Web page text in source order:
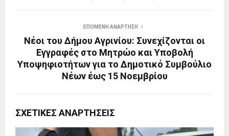
ΕΠΌΜΕΝΗ ΑΝΆΡΤΗΣΗ
Νέοι του Δήμου Αγρινίου: Συνεχίζονται οι
Εγγραφές στο Μητρώο και Υποβολή
Υποψηφιοτήτων για το Δημοτικό Συμβούλιο
Νέων έως 15 Νοεμβρίου
ΣΧΕΤΙΚΈΣ ΑΝΑΡΤΉΣΕΙΣ